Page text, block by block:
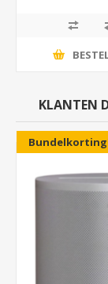
KLANTEN